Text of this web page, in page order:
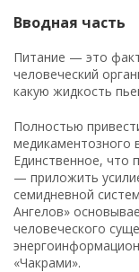
Вводная часть
Питание — это
человеческий
какую жидкость
Полностью
медикаментозного
Единственное, что
— приложить
семидневной
Ангелов»
человеческого
«Чакрами».